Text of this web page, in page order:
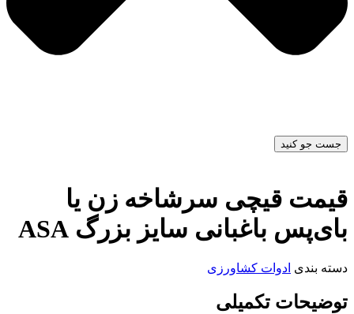
جست جو کنید
قیمت قیچی سرشاخه زن یا
بای‌پس باغبانی سایز بزرگ ASA
دسته بندی ادوات کشاورزی
توضیحات تکمیلی